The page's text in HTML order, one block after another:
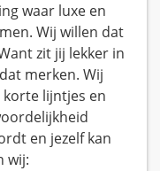
waar luxe en
Wij willen dat
zit jij lekker in
merken. Wij
lijntjes en
en jezelf kan
wij: